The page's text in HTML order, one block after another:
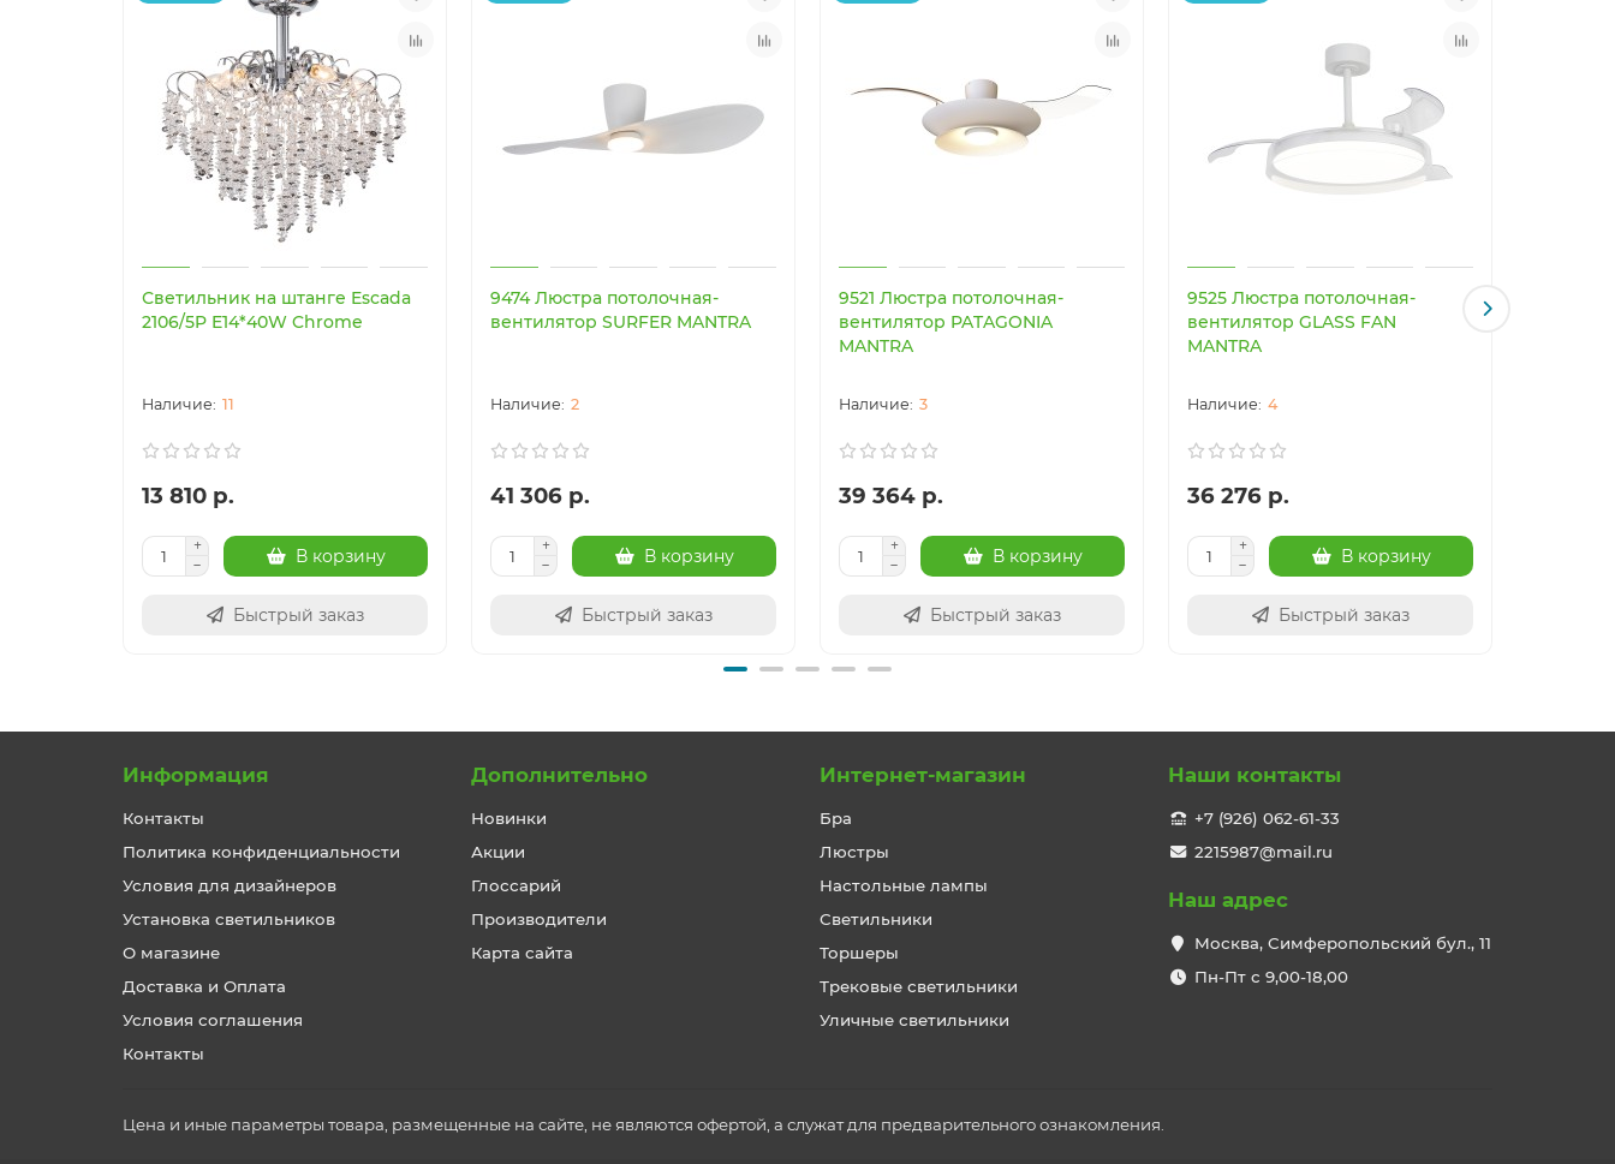
Светильник на штанге Escada
2106/5P E14*40W Chrome
11
13 810 р.
В корзину
Быстрый заказ
9474 Люстра потолочная-
вентилятор SURFER MANTRA
2
41 306 р.
В корзину
Быстрый заказ
9521 Люстра потолочная-
вентилятор PATAGONIA
MANTRA
3
39 364 р.
В корзину
Быстрый заказ
9525 Люстра потолочная-
вентилятор GLASS FAN
MANTRA
4
36 276 р.
В корзину
Быстрый заказ
Информация
Контакты
Политика конфиденциальности
Условия для дизайнеров
Установка светильников
О магазине
Доставка и Оплата
Условия соглашения
Контакты
Дополнительно
Новинки
Акции
Глоссарий
Производители
Карта сайта
Интернет-магазин
Бра
Люстры
Настольные лампы
Светильники
Торшеры
Трековые светильники
Уличные светильники
Наши контакты
+7 (926) 062-61-33
2215987@mail.ru
Наш адрес
Москва, Симферопольский бул., 11
Пн-Пт с 9,00-18,00
Цена и иные параметры товара, размещенные на сайте, не являются офертой, а служат для предварительного ознакомления.